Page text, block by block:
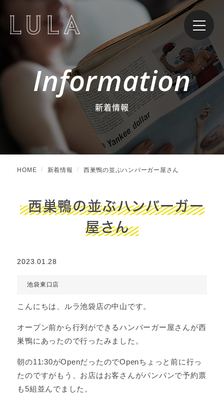
Information
新着情報
HOME 新着情報 西巣鴨の並ぶハンバーガー屋さん
西巣鴨の並ぶハンバーガー
屋さん
2023.01.28
池袋東口店
こんにちは、ルラ池袋店の中山です。
オープン前から行列ができるハンバーガー屋さんが西
巣鴨にあったので行ったみました。
朝の11:30がOpenだったのでOpenちょっと前に行っ
たのですがもう、お店はお客さんがパンパンで予約票
も5組並んでました。